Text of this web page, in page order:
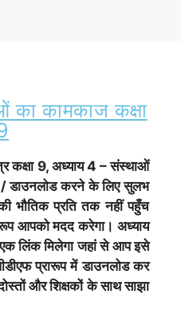
का कामकाज कक्षा
कक्षा 9, अध्याय 4 – संस्थाओं
/ डाउनलोड करने के लिए सुलभ
भौतिक प्रति तक नहीं पहुँच
आपको मदद करेगा। अध्याय
लिंक मिलेगा जहां से आप इसे
प्रारूप में डाउनलोड कर
और शिक्षकों के साथ साझा